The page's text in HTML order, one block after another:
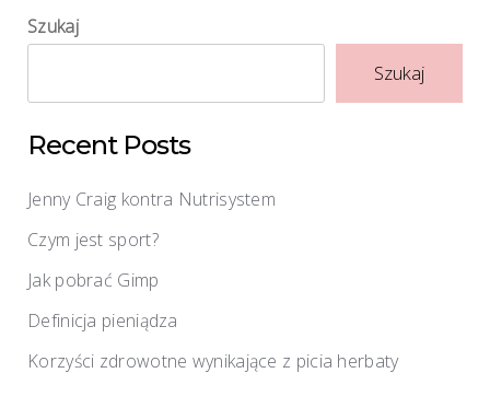
Szukaj
Szukaj
Recent Posts
Jenny Craig kontra Nutrisystem
Czym jest sport?
Jak pobrać Gimp
Definicja pieniądza
Korzyści zdrowotne wynikające z picia herbaty